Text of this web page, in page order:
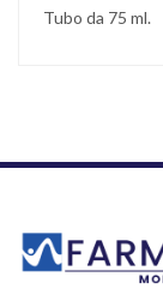
Tubo da 75 ml.